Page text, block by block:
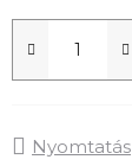
Nyomtatás